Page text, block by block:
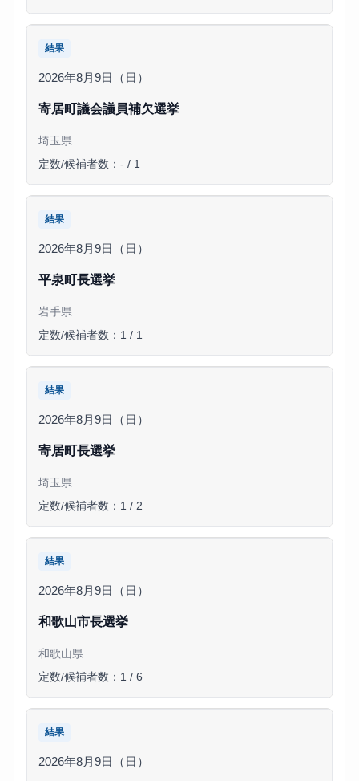
結果
2026年8月9日（日）
寄居町議会議員補欠選挙
埼玉県
定数/候補者数：- / 1
結果
2026年8月9日（日）
平泉町長選挙
岩手県
定数/候補者数：1 / 1
結果
2026年8月9日（日）
寄居町長選挙
埼玉県
定数/候補者数：1 / 2
結果
2026年8月9日（日）
和歌山市長選挙
和歌山県
定数/候補者数：1 / 6
結果
2026年8月9日（日）